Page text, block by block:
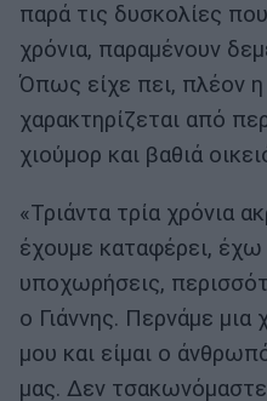
παρά τις δυσκολίες
χρόνια, παραμένουν
Όπως είχε πει, πλέον
χαρακτηρίζεται από
χιούμορ και βαθιά
«Τριάντα τρία χρόνια
έχουμε καταφέρει, έχω
υποχωρήσεις,
ο Γιάννης. Περνάμε μια
μου και είμαι ο
μας. Δεν τσακωνόμαστε